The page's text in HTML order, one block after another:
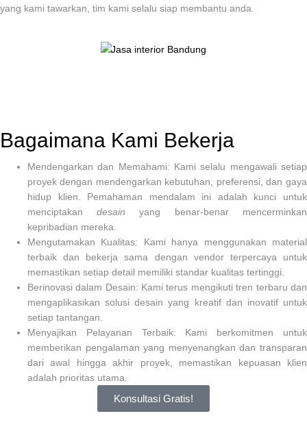
yang kami tawarkan, tim kami selalu siap membantu anda.
Bagaimana Kami Bekerja
Mendengarkan dan Memahami: Kami selalu mengawali setiap
proyek dengan mendengarkan kebutuhan, preferensi, dan gaya
hidup klien. Pemahaman mendalam ini adalah kunci untuk
menciptakandesain yang benar-benar mencerminkan
kepribadian mereka.
Mengutamakan Kualitas: Kami hanya menggunakan material
terbaik dan bekerja sama dengan vendor terpercaya untuk
memastikan setiap detail memiliki standar kualitas tertinggi.
Berinovasi dalam Desain: Kami terus mengikuti tren terbaru dan
mengaplikasikan solusi desain yang kreatif dan inovatif untuk
setiap tantangan.
Menyajikan Pelayanan Terbaik: Kami berkomitmen untuk
memberikan pengalaman yang menyenangkan dan transparan
dari awal hingga akhir proyek, memastikan kepuasan klien
adalah prioritas utama.
Konsultasi Gratis!